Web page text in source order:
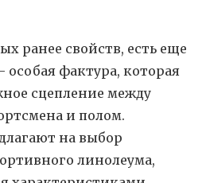
ранее свойств, есть еще
особая фактура, которая
сцепление между
и полом.
на выбор
линолеума,